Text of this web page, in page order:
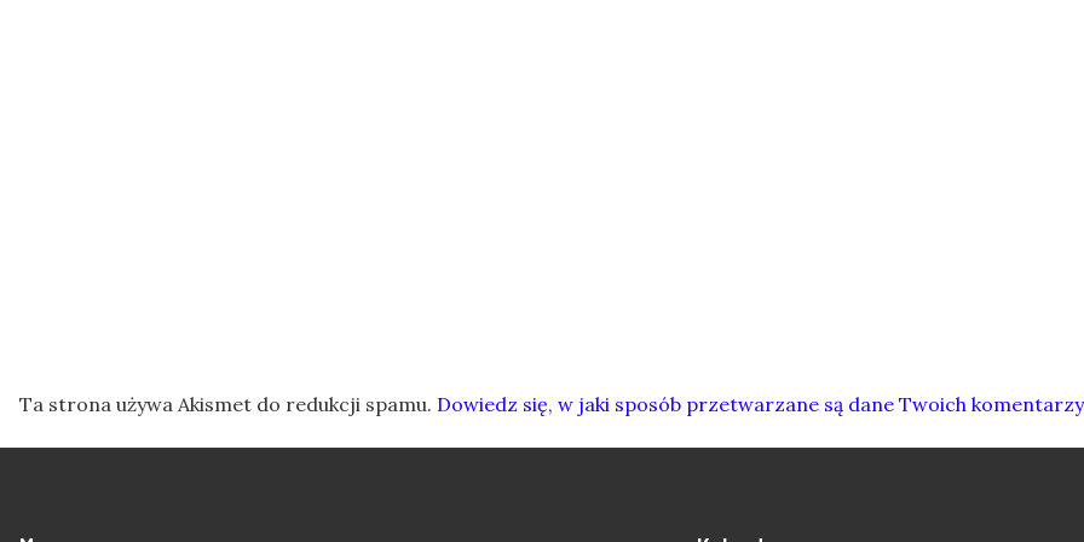
Ta strona używa Akismet do redukcji spamu. Dowiedz się, w jaki sposób przetwarzane są dane Twoich